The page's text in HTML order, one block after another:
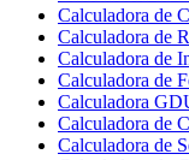
Calculadora de
Calculadora de
Calculadora de
Calculadora de
Calculadora
Calculadora de
Calculadora de